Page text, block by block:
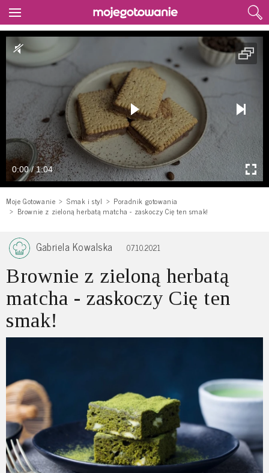
0:00 / 1:04
Moje Gotowanie Smak i styl
Poradnik gotowania
Brownie z zieloną herbatą matcha - zaskoczy Cię ten smak!
Gabriela Kowalska 07.10.2021
Brownie z zieloną herbatą
matcha - zaskoczy Cię ten
smak!